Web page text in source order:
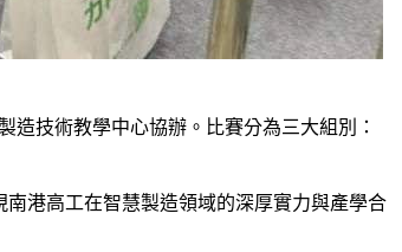
造技術教學中心協辦。比賽分為三大組別：
港高工在智慧製造領域的深厚實力與產學合